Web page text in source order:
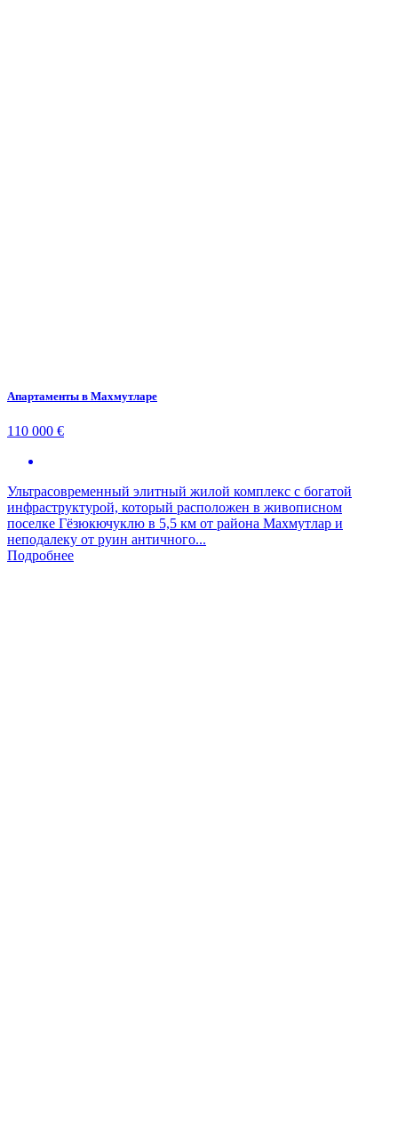
Апартаменты в Махмутларе
110 000 €
Ультрасовременный элитный жилой комплекс с богатой
инфраструктурой, который расположен в живописном
поселке Гёзюкючуклю в 5,5 км от района Махмутлар и
неподалеку от руин античного...
Подробнее